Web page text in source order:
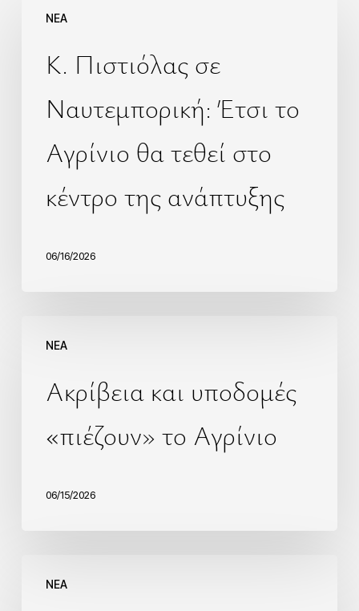
NEA
Κ. Πιστιόλας σε
Ναυτεμπορική: Έτσι το
Αγρίνιο θα τεθεί στο
κέντρο της ανάπτυξης
06/16/2026
NEA
Ακρίβεια και υποδομές
«πιέζουν» το Αγρίνιο
06/15/2026
NEA